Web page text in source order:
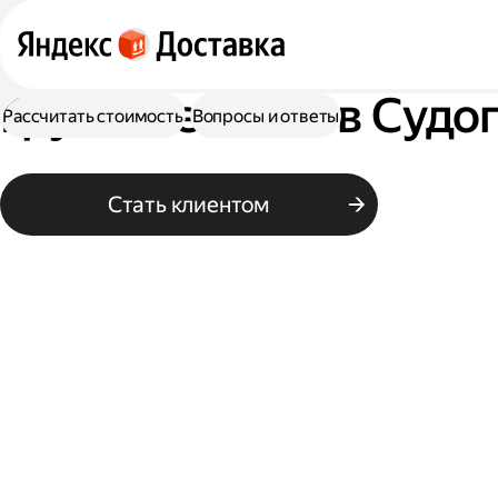
Грузовое такси в
Стать клиентом
Рассчитать стоимость Вопросы и ответы